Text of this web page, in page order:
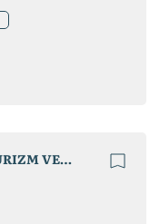
POR METAL URUNLERI INSAAT TURIZM VE SANAYI TICARET LIMITED SIRKETI